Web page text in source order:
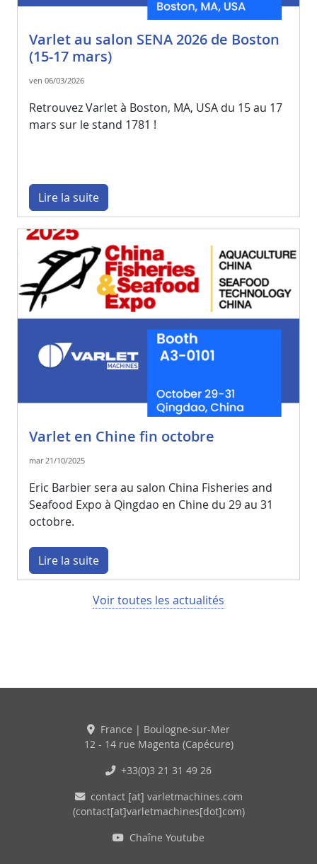
Varlet au salon SENA 2026 de Boston
(15-17 mars)
ven 06/03/2026
Retrouvez Varlet à Boston, MA, USA du 15 au 17
mars sur le stand 1781 !
Lire la suite
Varlet en Chine fin octobre
mar 21/10/2025
Eric Barbier sera au salon China Fisheries and
Seafood Expo à Qingdao en Chine du 29 au 31
octobre.
Lire la suite
Voir toutes les actualités
France | Boulogne-sur-Mer
12 - 14 rue Magenta (Capécure)
+33(0)3 21 31 49 26
contact[at] varletmachines.com
(contact[at]varletmachines[dot]com)
Chaîne Youtube